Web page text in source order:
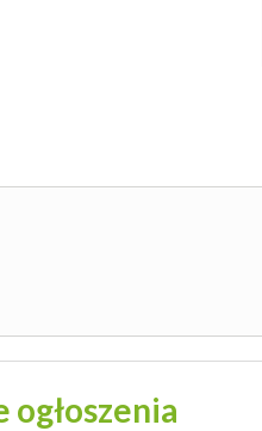
ogłoszenia